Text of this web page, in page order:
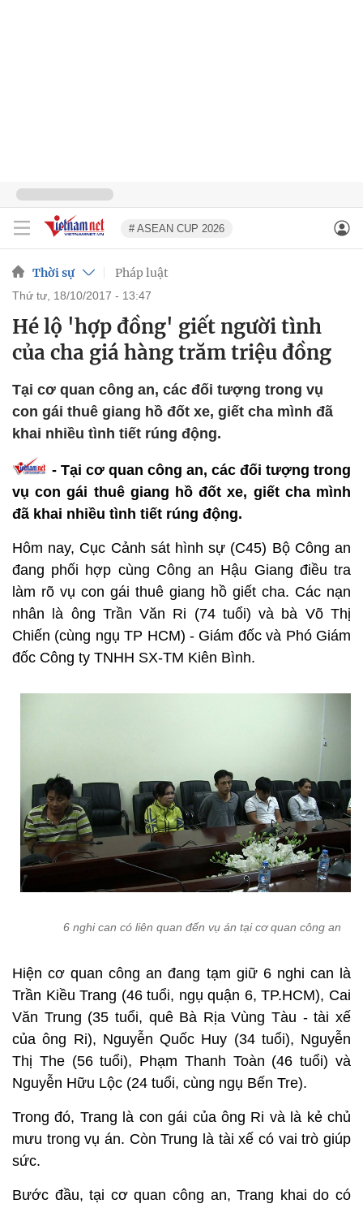
# ASEAN CUP 2026
Thời sự Pháp luật
thứ tư, 18/10/2017 - 13:47
Hé lộ 'hợp đồng' giết người tình
của cha giá hàng trăm triệu đồng
Tại cơ quan công an, các đối tượng trong vụ
con gái thuê giang hồ đốt xe, giết cha mình đã
khai nhiều tình tiết rúng động.
- Tại cơ quan công an, các đối tượng trong
vụ con gái thuê giang hồ đốt xe, giết cha mình
đã khai nhiều tình tiết rúng động.
Hôm nay, Cục Cảnh sát hình sự (C45) Bộ Công an
đang phối hợp cùng Công an Hậu Giang điều tra
làm rõ vụ con gái thuê giang hồ giết cha. Các nạn
nhân là ông Trần Văn Ri (74 tuổi) và bà Võ Thị
Chiến (cùng ngụ TP HCM) - Giám đốc và Phó Giám
đốc Công ty TNHH SX-TM Kiên Bình.
6 nghi can có liên quan đến vụ án tại cơ quan công an
Hiện cơ quan công an đang tạm giữ 6 nghi can là
Trần Kiều Trang (46 tuổi, ngụ quận 6, TP.HCM), Cai
Văn Trung (35 tuổi, quê Bà Rịa Vùng Tàu - tài xế
của ông Ri), Nguyễn Quốc Huy (34 tuổi), Nguyễn
Thị The (56 tuổi), Phạm Thanh Toàn (46 tuổi) và
Nguyễn Hữu Lộc (24 tuổi, cùng ngụ Bến Tre).
Trong đó, Trang là con gái của ông Ri và là kẻ chủ
mưu trong vụ án. Còn Trung là tài xế có vai trò giúp
sức.
Bước đầu, tại cơ quan công an, Trang khai do có